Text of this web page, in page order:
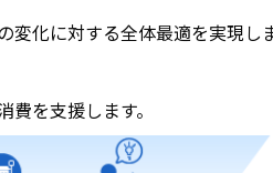
化に対する全体最適を実現しま
を支援します。